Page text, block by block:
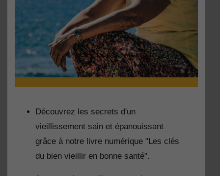
Découvrez les secrets d'un
vieillissement sain et épanouissant
grâce à notre livre numérique "Les clés
du bien vieillir en bonne santé".